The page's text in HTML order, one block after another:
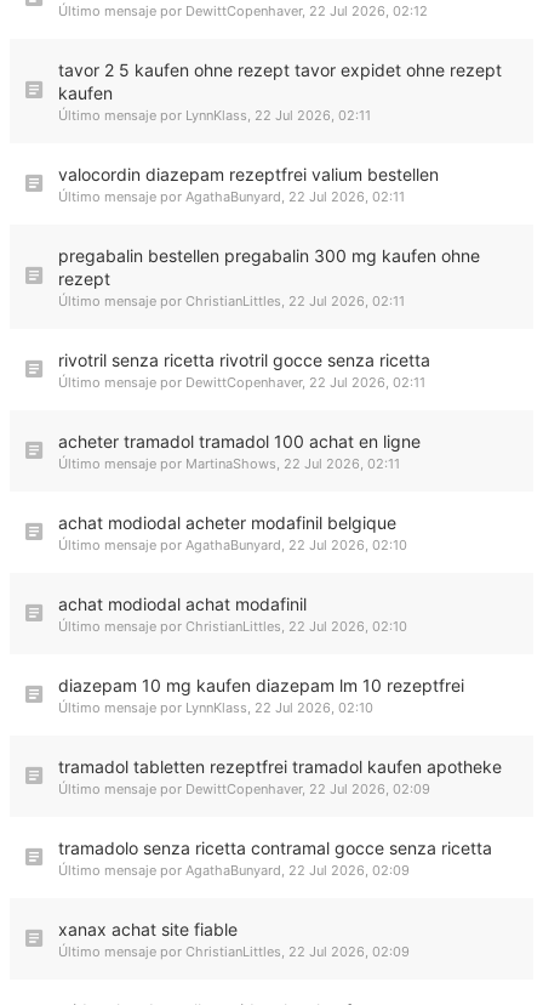
Último mensaje por DewittCopenhaver, 22 Jul 2026, 02:12
tavor 2 5 kaufen ohne rezept tavor expidet ohne rezept
kaufen
Último mensaje por LynnKlass, 22 Jul 2026, 02:11
valocordin diazepam rezeptfrei valium bestellen
Último mensaje por AgathaBunyard, 22 Jul 2026, 02:11
pregabalin bestellen pregabalin 300 mg kaufen ohne
rezept
Último mensaje por ChristianLittles, 22 Jul 2026, 02:11
rivotril senza ricetta rivotril gocce senza ricetta
Último mensaje por DewittCopenhaver, 22 Jul 2026, 02:11
acheter tramadol tramadol 100 achat en ligne
Último mensaje por MartinaShows, 22 Jul 2026, 02:11
achat modiodal acheter modafinil belgique
Último mensaje por AgathaBunyard, 22 Jul 2026, 02:10
achat modiodal achat modafinil
Último mensaje por ChristianLittles, 22 Jul 2026, 02:10
diazepam 10 mg kaufen diazepam lm 10 rezeptfrei
Último mensaje por LynnKlass, 22 Jul 2026, 02:10
tramadol tabletten rezeptfrei tramadol kaufen apotheke
Último mensaje por DewittCopenhaver, 22 Jul 2026, 02:09
tramadolo senza ricetta contramal gocce senza ricetta
Último mensaje por AgathaBunyard, 22 Jul 2026, 02:09
xanax achat site fiable
Último mensaje por ChristianLittles, 22 Jul 2026, 02:09